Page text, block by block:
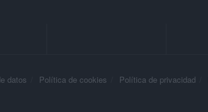
datos Política de cookies Política de privacidad